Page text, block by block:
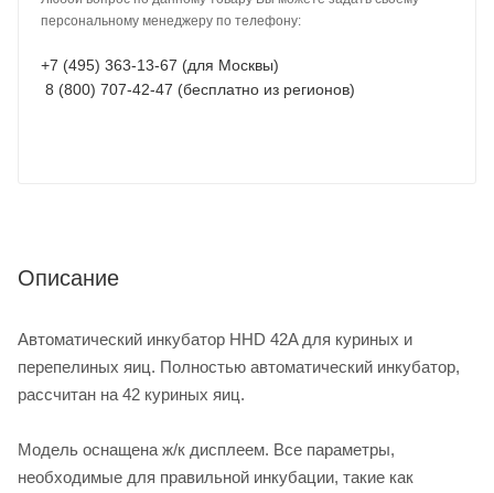
персональному менеджеру по телефону:
+7 (495) 363-13-67 (для Москвы)
8 (800) 707-42-47 (бесплатно из регионов)
Описание
Автоматический инкубатор HHD 42A для куриных и
перепелиных яиц. Полностью автоматический инкубатор,
рассчитан на 42 куриных яиц.
Модель оснащена ж/к дисплеем. Все параметры,
необходимые для правильной инкубации, такие как